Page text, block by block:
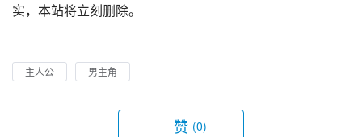
实，本站将立刻删除。
主人公 男主角
赞 (0)